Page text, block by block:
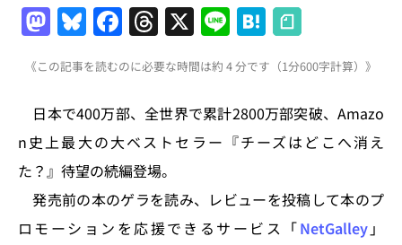
M
a
st
o
d
o
n
Bl
u
e
s
k
y
F
a
c
e
b
o
o
k
T
h
re
a
d
s
X Li
n
e
H
at
e
n
a
《この記事を読むのに必要な時間は約 4 分です（1分600字計算）》
日本で400万部、全世界で累計2800万部突破、Amazo
n史上最大の大ベストセラー『チーズはどこへ消え
た？』待望の続編登場。
発売前の本のゲラを読み、レビューを投稿して本のプ
ロモーションを応援できるサービス「NetGalley」